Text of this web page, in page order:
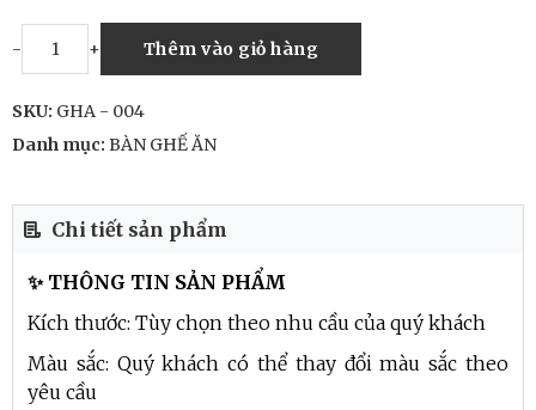
- + Thêm vào giỏ hàng
SKU: GHA - 004
Danh mục: BÀN GHẾ ĂN
Chi tiết sản phẩm
✨ THÔNG TIN SẢN PHẨM
Kích thước: Tùy chọn theo nhu cầu của quý khách
Màu sắc: Quý khách có thể thay đổi màu sắc theo
yêu cầu